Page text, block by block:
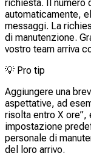
richiesta. Il numero
automaticamente,
messaggi. La
di manutenzione.
vostro team arriva
💡 Pro tip
Aggiungere una
aspettative, ad
risolta entro X
impostazione
personale di
del loro arrivo.